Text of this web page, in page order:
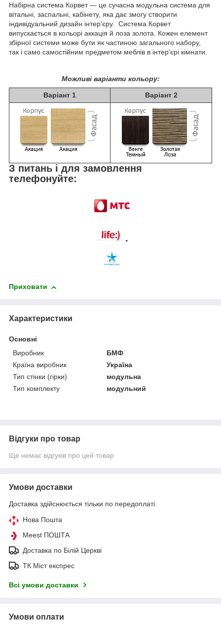
Набірна система Корвет — це сучасна модульна система для
вітальні, заспальні, кабінету, яка дає змогу створити
індивідуальний дизайн інтер'єру. Система Корвет
випускається в кольорі аккація й лоза золота. Кожен елемент
збірної системи може бути як частиною загального набору,
так і само самостійним предметом меблів в інтер'єрі кімнати.
Можливі варіанти кольору:
Варіант 1 Варіант 2
З питань і для замовлення
телефонуйте:
.
Приховати
Характеристики
Основні
Виробник
БМФ
Країна виробник
Україна
Тип стінки (гірки)
модульна
Тип комплекту
модульний
Відгуки про товар
Ще немає відгуків про цей товар
Умови доставки
Доставка здійснюється тільки по передоплаті.
Нова Пошта
Meest ПОШТА
Доставка по Білій Церкві
ТК Міст експрес
Всі умови доставки
Умови оплати